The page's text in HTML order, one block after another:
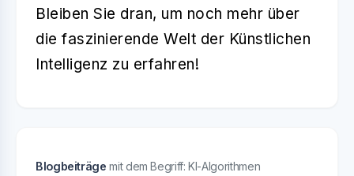
Bleiben Sie dran, um noch mehr über
die faszinierende Welt der Künstlichen
Intelligenz zu erfahren!
Blogbeiträgemit dem Begriff: KI-Algorithmen